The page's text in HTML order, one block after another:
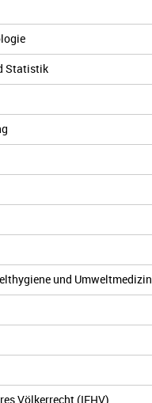
Statistik
und Umweltmedizin
Völkerrecht (IFHV)